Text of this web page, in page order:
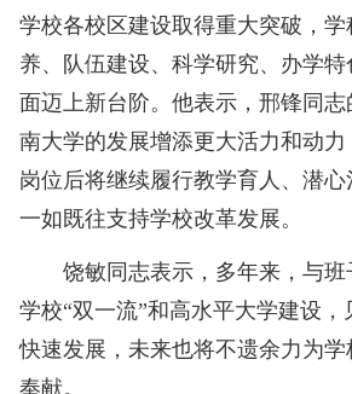
学校各校区建设取得重大突破，
养、队伍建设、科学研究、办学
面迈上新台阶。他表示，邢锋同
南大学的发展增添更大活力和动
岗位后将继续履行教学育人、潜心
一如既往支持学校改革发展。
饶敏同志表示，多年来，与
学校“双一流”和高水平大学建设
快速发展，未来也将不遗余力为
奉献。